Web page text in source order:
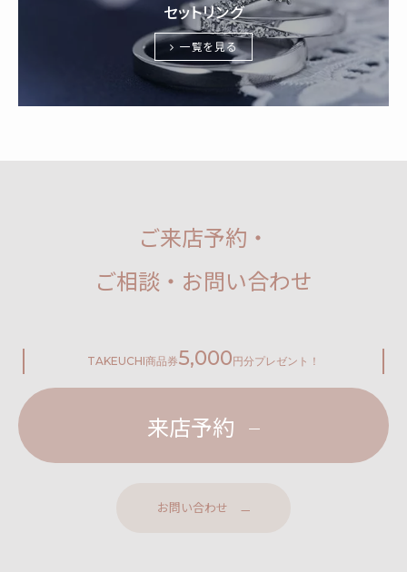
セットリング
一覧を見る
ご来店予約・
ご相談・お問い合わせ
TAKEUCHI商品券5,000 円分プレゼント！
来店予約
お問い合わせ